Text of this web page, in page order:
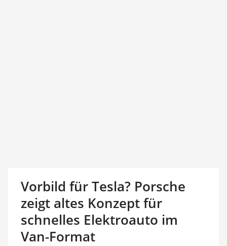
Vorbild für Tesla? Porsche
zeigt altes Konzept für
schnelles Elektroauto im
Van-Format